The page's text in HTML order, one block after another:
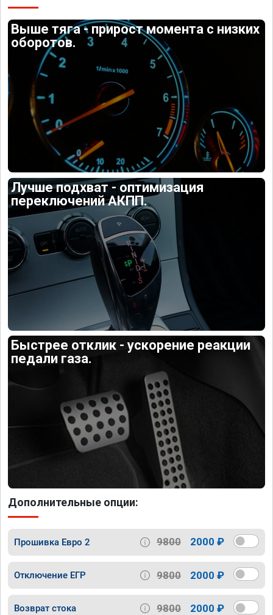
Выше тяга - прирост момента с низких
оборотов.
Лучше подхват - оптимизация
переключений АКПП.
Быстрее отклик - ускорение реакции
педали газа.
Дополнительные опции:
Прошивка Евро 2 9800 2000 ₽
Отключение ЕГР 9800 2000 ₽
Возврат стока 9800 2000 ₽